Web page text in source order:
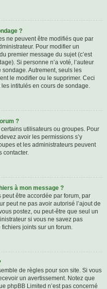
?
ne peuvent être modifiés que par
Pour modifier un
premier message du sujet (c’est
Si personne n’a voté, l’auteur
Autrement, seuls les
le modifier ou le supprimer. Ceci
intitulés en cours de sondage.
?
utilisateurs ou groupes. Pour
avoir les permissions s’y
et les administrateurs peuvent
contacter.
à mon message ?
peut être accordée par forum, par
peut ne pas avoir autorisé l’ajout de
postez, ou peut-être que seul un
si vous ne savez pas
joints sur un forum.
de règles pour son site. Si vous
un avertissement. Notez que
phpBB Limited n’est pas concerné